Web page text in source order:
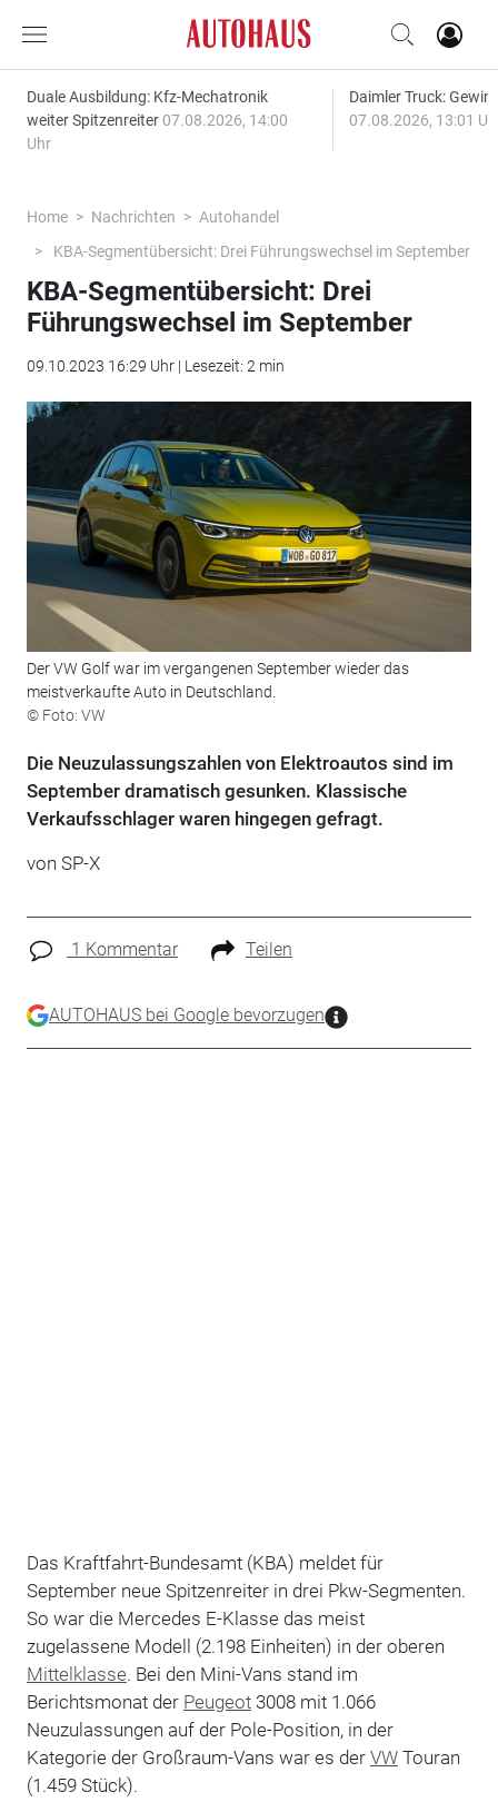
Duale Ausbildung: Kfz-Mechatronik
weiter Spitzenreiter 07.08.2026, 14:00
Uhr
Daimler Truck:
07.08.2026, 13:01
Home Nachrichten
Autohandel
KBA-Segmentübersicht: Drei Führungswechsel im September
KBA-Segmentübersicht: Drei
Führungswechsel im September
09.10.2023 16:29 Uhr | Lesezeit: 2 min
Der VW Golf war im vergangenen September wieder das
meistverkaufte Auto in Deutschland.
© Foto: VW
Die Neuzulassungszahlen von Elektroautos sind im
September dramatisch gesunken. Klassische
Verkaufsschlager waren hingegen gefragt.
von SP-X
1 Kommentar Teilen
AUTOHAUS bei Google bevorzugen
Das Kraftfahrt-Bundesamt (KBA) meldet für
September neue Spitzenreiter in drei Pkw-Segmenten.
So war die Mercedes E-Klasse das meist
zugelassene Modell (2.198 Einheiten) in der oberen
Mittelklasse. Bei den Mini-Vans stand im
Berichtsmonat der Peugeot3008 mit 1.066
Neuzulassungen auf der Pole-Position, in der
Kategorie der Großraum-Vans war es der VWTouran
(1.459 Stück).